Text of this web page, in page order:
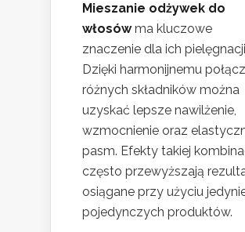
Mieszanie odżywek do
włosówma kluczowe
znaczenie dla ich
Dzięki harmonijnemu
różnych składników można
uzyskać lepsze nawilżenie,
wzmocnienie oraz
pasm. Efekty takiej
często przewyższają
osiągane przy użyciu
pojedynczych produktów.